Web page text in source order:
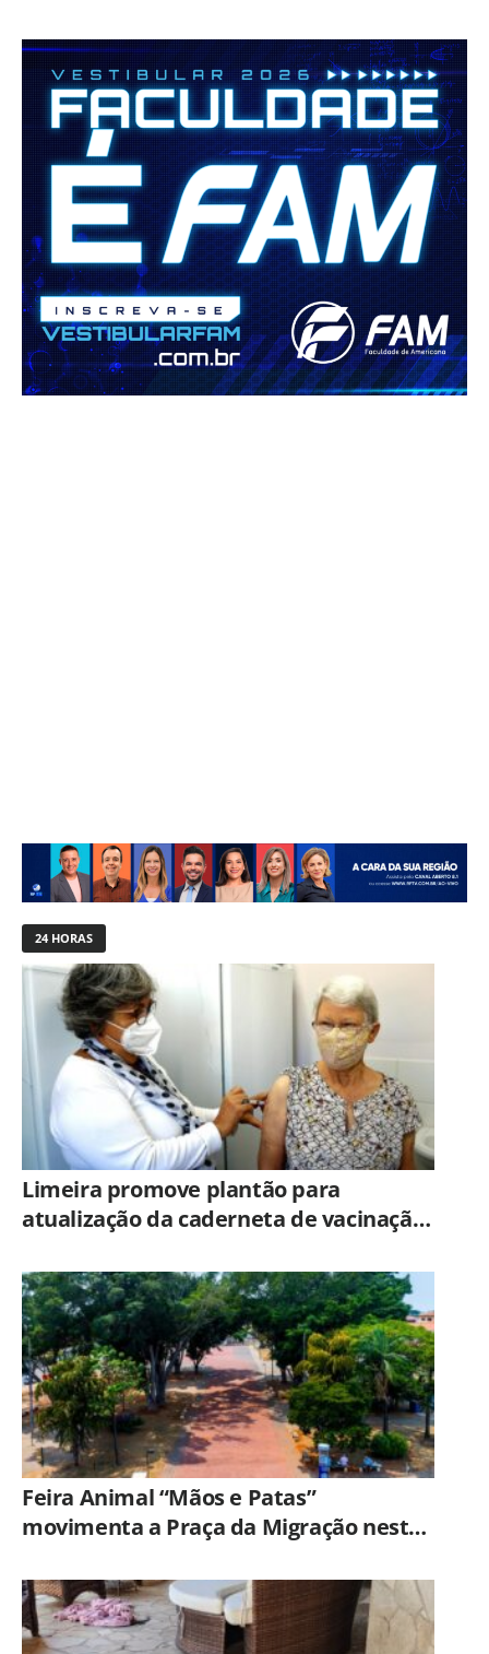
24 HORAS
Limeira promove plantão para
atualização da caderneta de vacinação
Feira Animal “Mãos e Patas”
movimenta a Praça da Migração neste